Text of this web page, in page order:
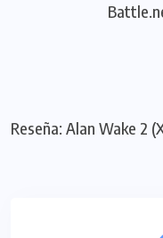
Reseña: Alan Wake 2